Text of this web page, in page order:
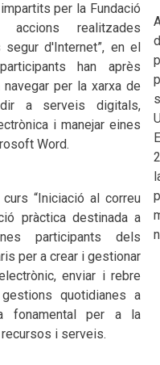
per la Fundació
realitzades
d'Internet”, en el
han après
per la xarxa de
a serveis digitals,
i manejar eines
Word.
“Iniciació al correu
pràctica destinada a
participants dels
per a crear i gestionar
enviar i rebre
quotidianes a
fonamental per a la
i serveis.